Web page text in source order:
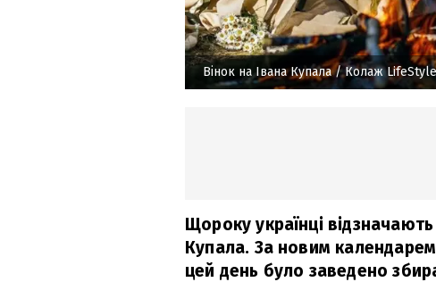
Вінок на Івана Купала/ Колаж
Щороку українці
Купала. За новим
цей день було заведено